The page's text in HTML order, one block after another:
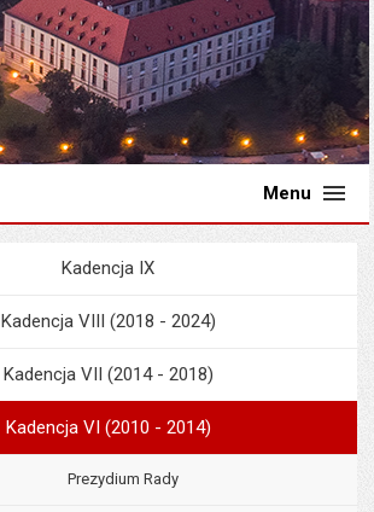
Menu
Menu
Kadencja IX
Kadencja VIII (2018 - 2024)
Kadencja VII (2014 - 2018)
Kadencja VI (2010 - 2014)
Prezydium Rady